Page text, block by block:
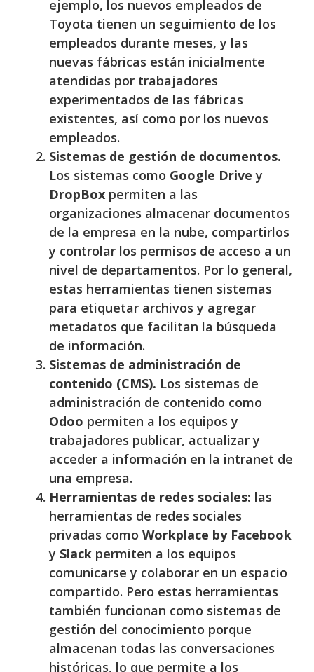
ejemplo, los nuevos empleados de
Toyota tienen un seguimiento de los
empleados durante meses, y las
nuevas fábricas están inicialmente
atendidas por trabajadores
experimentados de las fábricas
existentes, así como por los nuevos
empleados.
Sistemas de gestión de documentos.
Los sistemas como Google Drive y
DropBoxpermiten a las
organizaciones almacenar documentos
de la empresa en la nube, compartirlos
y controlar los permisos de acceso a un
nivel de departamentos. Por lo general,
estas herramientas tienen sistemas
para etiquetar archivos y agregar
metadatos que facilitan la búsqueda
de información.
Sistemas de administración de
contenido (CMS). Los sistemas de
administración de contenido como
Odoo permiten a los equipos y
trabajadores publicar, actualizar y
acceder a información en la intranet de
una empresa.
Herramientas de redes sociales: las
herramientas de redes sociales
privadas como Workplace by Facebook
y Slackpermiten a los equipos
comunicarse y colaborar en un espacio
compartido. Pero estas herramientas
también funcionan como sistemas de
gestión del conocimiento porque
almacenan todas las conversaciones
históricas, lo que permite a los